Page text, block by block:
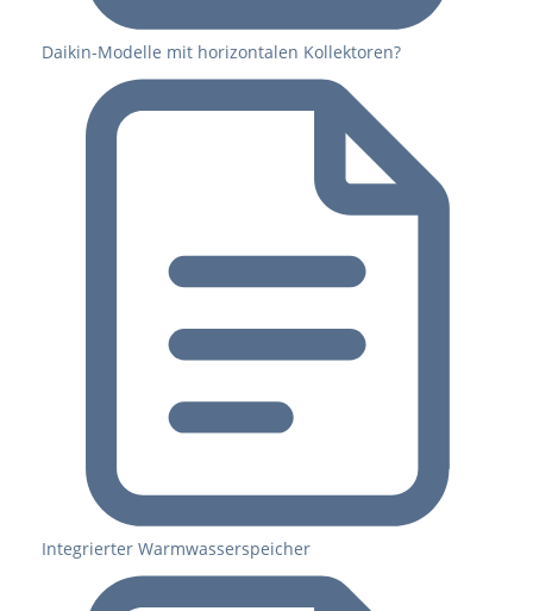
Daikin-Modelle mit horizontalen Kollektoren?
Integrierter Warmwasserspeicher